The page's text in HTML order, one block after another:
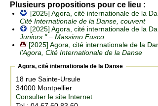
Plusieurs propositions pour ce lieu :
[2025] Agora, cité internationale de la
Cité Internationale de la Danse, couvent
[2025] Agora, cité internationale de la
Juniors " − Massimo Fusco
[2025] Agora, cité internationale de la
l'Agora, Cité Internationale de la Danse
Agora, cité internationale de la Danse
18 rue Sainte-Ursule
34000 Montpellier
Consulter le site Internet